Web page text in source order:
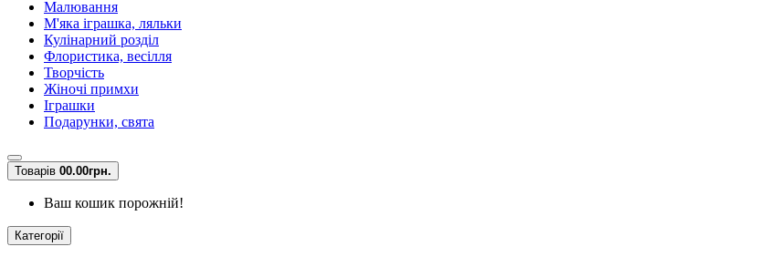
Малювання
М'яка іграшка, ляльки
Кулінарний розділ
Флористика, весілля
Творчість
Жіночі примхи
Іграшки
Подарунки, свята
Товарів 00.00грн.
Ваш кошик порожній!
Категорії